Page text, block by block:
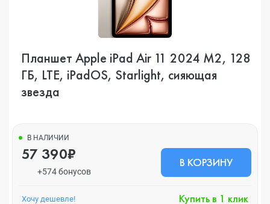
Планшет Apple iPad Air 11 2024 M2, 128
ГБ, LTE, iPadOS, Starlight, сияющая
звезда
В НАЛИЧИИ
57 390₽
+574 бонусов
В КОРЗИНУ
Хочу дешевле! Купить в 1 клик